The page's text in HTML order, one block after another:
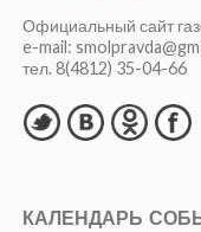
Официальный сайт
e-mail:
тел. 8(4812) 35-04-66
КАЛЕНДАРЬ